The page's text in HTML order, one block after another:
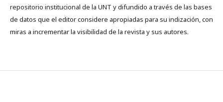
repositorio institucional de la UNT y difundido a través de las bases
de datos que el editor considere apropiadas para su indización, con
miras a incrementar la visibilidad de la revista y sus autores.